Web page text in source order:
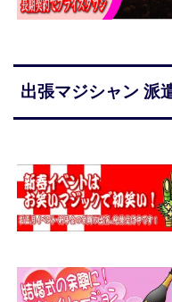
出張マジシャン 派